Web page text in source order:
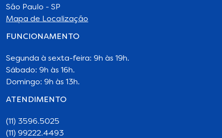
São Paulo - SP
Mapa de Localização
FUNCIONAMENTO
Segunda à sexta-feira: 9h às 19h.
Sábado: 9h às 16h.
Domingo: 9h às 13h.
ATENDIMENTO
(11) 3596.5025
(11) 99222.4493